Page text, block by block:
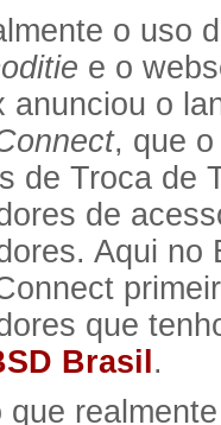
o uso
e o
anunciou o
, que
de Troca de
de
Aqui no
que
Brasil .
que